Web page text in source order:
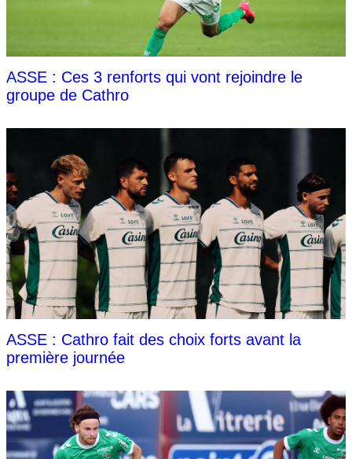
ASSE : Ces 3 renforts qui vont rejoindre le
groupe de Cathro
ASSE : Cathro fait des choix forts avant la
première journée